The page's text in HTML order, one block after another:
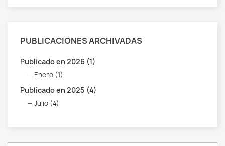
PUBLICACIONES ARCHIVADAS
Publicado en 2026 (1)
Enero (1)
Publicado en 2025 (4)
Julio (4)